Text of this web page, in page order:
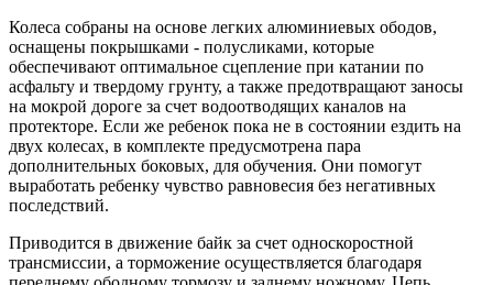
Колеса собраны на основе легких алюминиевых ободов,
оснащены покрышками - полусликами, которые
обеспечивают оптимальное сцепление при катании по
асфальту и твердому грунту, а также предотвращают заносы
на мокрой дороге за счет водоотводящих каналов на
протекторе. Если же ребенок пока не в состоянии ездить на
двух колесах, в комплекте предусмотрена пара
дополнительных боковых, для обучения. Они помогут
выработать ребенку чувство равновесия без негативных
последствий.
Приводится в движение байк за счет односкоростной
трансмиссии, а торможение осуществляется благодаря